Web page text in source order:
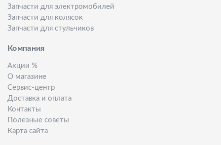
Запчасти для электромобилей
Запчасти для колясок
Запчасти для стульчиков
Компания
Акции %
О магазине
Сервис-центр
Доставка и оплата
Контакты
Полезные советы
Карта сайта